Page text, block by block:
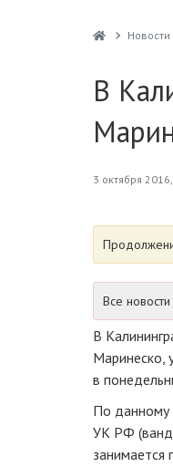
Новости
В
3 октября
Все
В
Маринеско,
в
По данному
УК РФ
занимается